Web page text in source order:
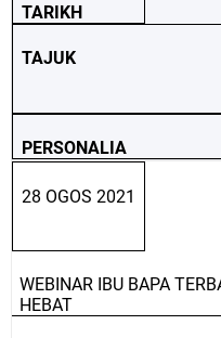
TARIKH
TAJUK
PERSONALIA
28 OGOS 2021
WEBINAR IBU BAPA
HEBAT